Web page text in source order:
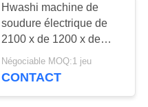
Hwashi machine de
soudure électrique de
2100 x de 1200 x de
2200mm
Négociable MOQ:1 jeu
CONTACT